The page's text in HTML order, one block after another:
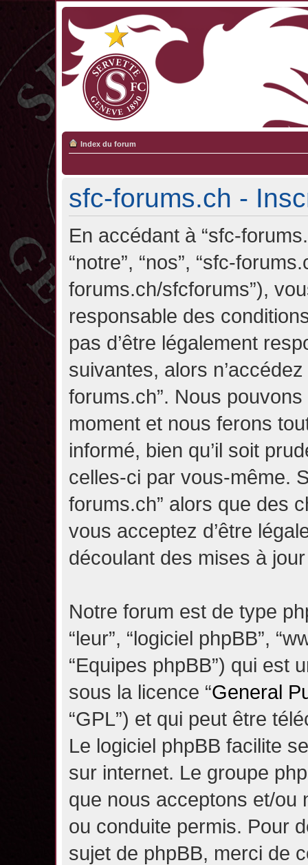
Index du forum
sfc-forums.ch -
En accédant à “sfc-
“notre”, “nos”, “sfc-
forums.ch/sfcforums”),
responsable des
pas d’être légalement
suivantes, alors
forums.ch”. Nous
moment et nous ferons
informé, bien qu’il soit
celles-ci par vous-même.
forums.ch” alors que des
vous acceptez d’être
découlant des mises à
Notre forum est de type
“leur”, “logiciel phpBB”,
“Equipes phpBB”) qui est
sous la licence “General
“GPL”) et qui peut être
Le logiciel phpBB facilite
sur internet. Le groupe
que nous acceptons et/ou
ou conduite permis. Pour
sujet de phpBB, merci de